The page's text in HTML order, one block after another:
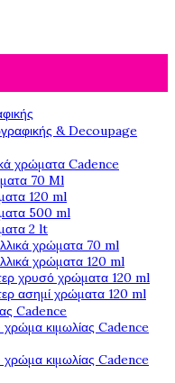
& Decoupage
χρώματα Cadence
70 Ml
120 ml
500 ml
2 lt
χρώματα 70 ml
χρώματα 120 ml
χρυσό χρώματα 120 ml
ασημί χρώματα 120 ml
Cadence
κιμωλίας Cadence
κιμωλίας Cadence